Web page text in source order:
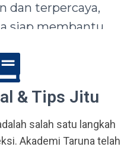
dan terpercaya,
siap membantu
menjadi Taruna,
prajurit terbaik
& Tips Jitu
salah satu langkah
Akademi Taruna telah